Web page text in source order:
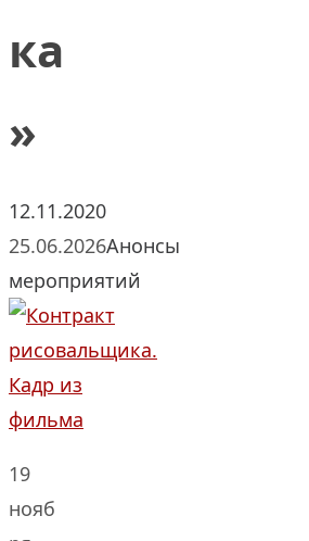
ка
»
12.11.2020
25.06.2026Анонсы
мероприятий
19
нояб